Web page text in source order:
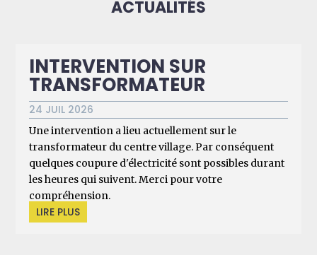
ACTUALITÉS
INTERVENTION SUR
TRANSFORMATEUR
24 JUIL 2026
Une intervention a lieu actuellement sur le
transformateur du centre village. Par conséquent
quelques coupure d'électricité sont possibles durant
les heures qui suivent. Merci pour votre
compréhension.
LIRE PLUS